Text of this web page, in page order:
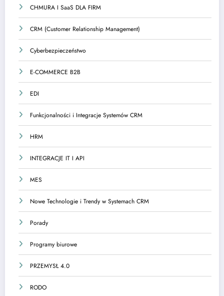
CHMURA I SaaS DLA FIRM
CRM (Customer Relationship Management)
Cyberbezpieczeństwo
E-COMMERCE B2B
EDI
Funkcjonalności i Integracje Systemów CRM
HRM
INTEGRACJE IT I API
MES
Nowe Technologie i Trendy w Systemach CRM
Porady
Programy biurowe
PRZEMYSŁ 4.0
RODO